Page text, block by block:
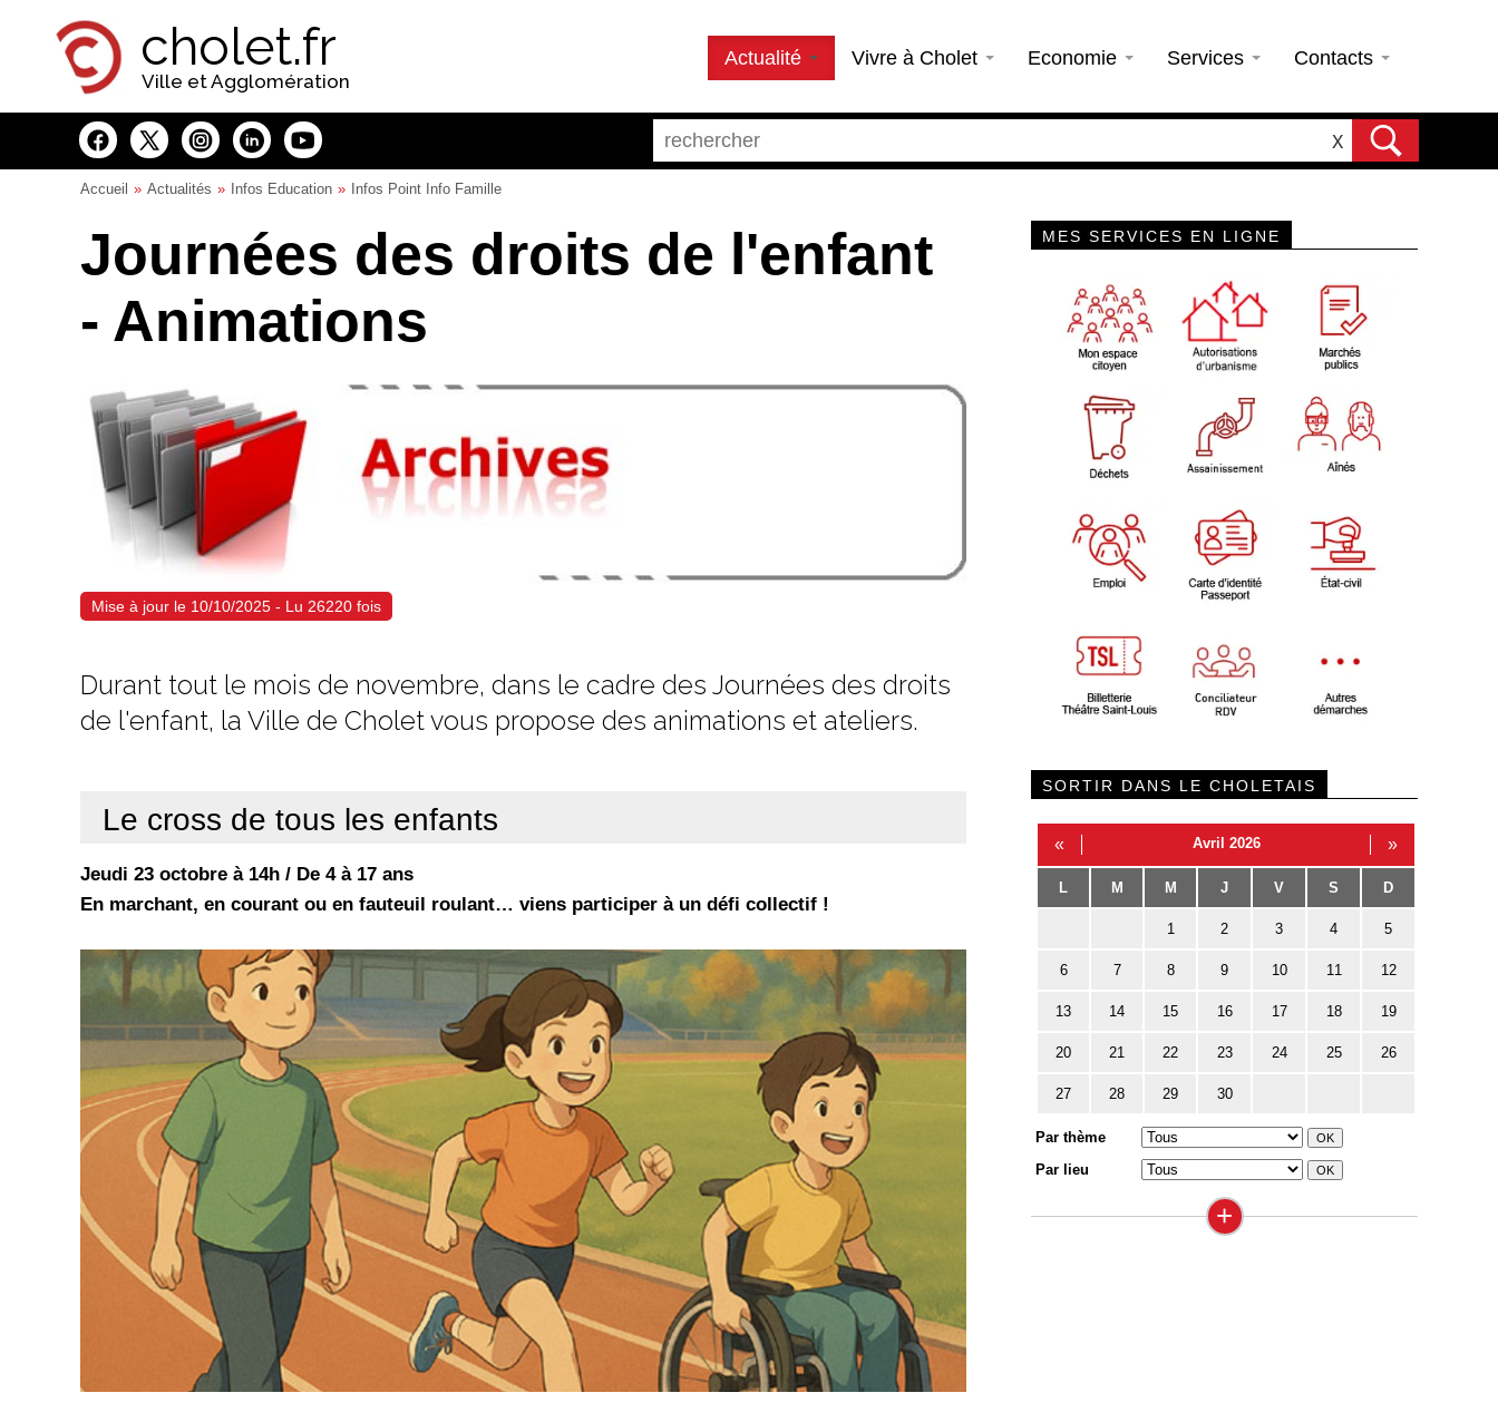
cholet.fr
Ville et Agglomération
Actualité Vivre à Cholet Economie Services Contacts
X
Accueil Actualités Infos Education Infos Point Info Famille
Journées des droits de l'enfant
- Animations
Mise à jour le 10/10/2025 - Lu 26220 fois
Durant tout le mois de novembre, dans le cadre des Journées des droits
de l'enfant, la Ville de Cholet vous propose des animations et ateliers.
Le cross de tous les enfants
Jeudi 23 octobre à 14h / De 4 à 17 ans
En marchant, en courant ou en fauteuil roulant… viens participer à un défi collectif !
MES SERVICES EN LIGNE
SORTIR DANS LE CHOLETAIS
« Avril 2026 »
L M M J V S D
1 2 3 4 5
6 7 8 9 10 11 12
13 14 15 16 17 18 19
20 21 22 23 24 25 26
27 28 29 30
Par thème
Par lieu
+